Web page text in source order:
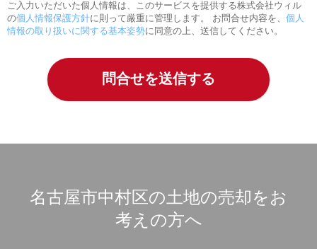
ご入力いただいた個人情報は、このサービスを提供する株式会社ウィル
の個人情報保護方針に則って厳重に管理します。 お問合せ内容を、 個人
情報の取り扱いに関する基本姿勢に同意の上、送信してください。
名古屋市中村区の土地の売却をお
考えの方へ